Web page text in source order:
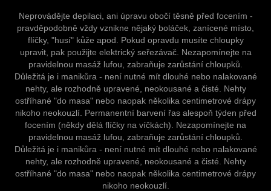
Neprovádějte depilaci, ani úpravu obočí těsně před focením -
pravděpodobně vždy vznikne nějaký boláček, zanícené místo,
flíčky, "husí" kůže apod. Pokud opravdu musíte chloupky
upravit, pak použijte elektrický seřezávač. Nezapomínejte na
pravidelnou masáž lufou, zabraňuje zarůstání chloupků.
Důležitá je i manikůra - není nutné mít dlouhé nebo nalakované
nehty, ale rozhodně upravené, neokousané a čisté. Nehty
ostříhané "do masa" nebo naopak několika centimetrové drápy
nikoho neokouzlí. Permanentní barvení řas alespoň týden před
focením (někdy dělá flíčky na víčkách). Nezapomínejte na
pravidelnou masáž lufou, zabraňuje zarůstání chloupků.
Důležitá je i manikůra - není nutné mít dlouhé nebo nalakované
nehty, ale rozhodně upravené, neokousané a čisté. Nehty
ostříhané "do masa" nebo naopak několika centimetrové drápy
nikoho neokouzlí.